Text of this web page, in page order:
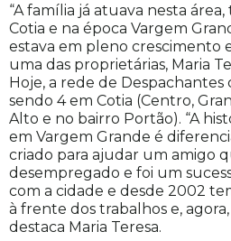
“A família já atuava nesta
Cotia e na época Vargem
estava em pleno crescimento
uma das proprietárias, Maria
Hoje, a rede de
sendo 4 em Cotia (Centro,
Alto e no bairro Portão). “A
em Vargem Grande é
criado para ajudar um amigo
desempregado e foi um
com a cidade e desde 2002
à frente dos trabalhos e, agora,
destaca Maria Teresa.